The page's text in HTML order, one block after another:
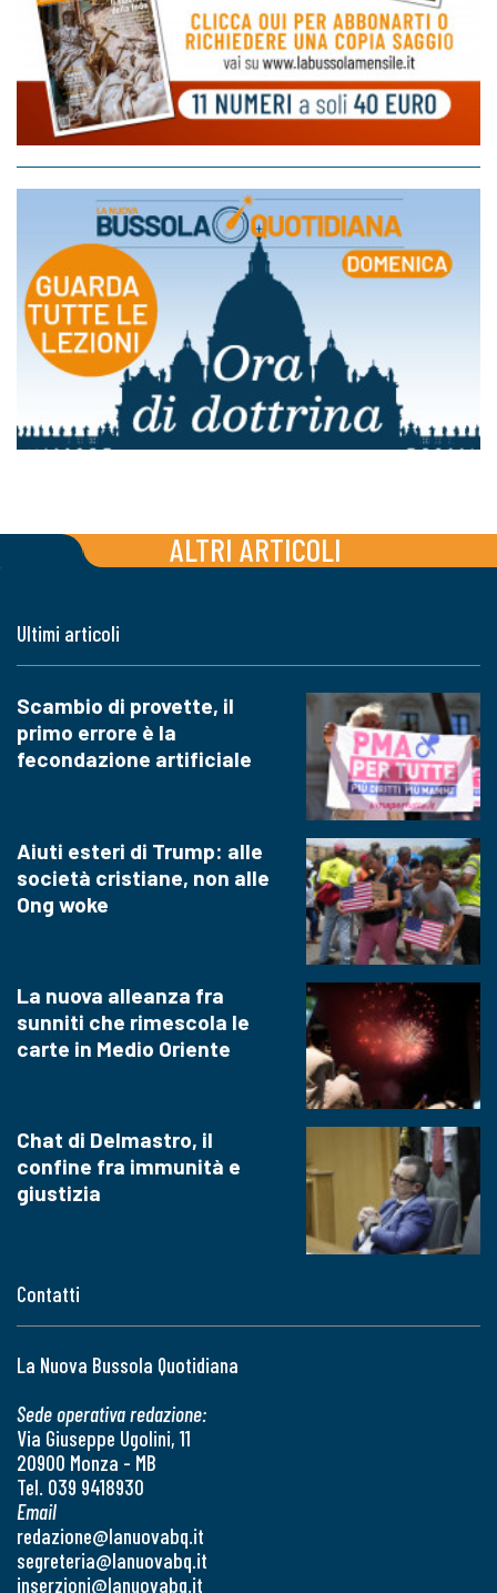
ALTRI ARTICOLI
Contatti
La Nuova Bussola Quotidiana
Sede operativa redazione:
Via Giuseppe Ugolini, 11
20900 Monza - MB
Tel. 039 9418930
Email
redazione@lanuovabq.it
segreteria@lanuovabq.it
inserzioni@lanuovabq.it
Ultimi articoli
Scambio di provette, il
primo errore è la
fecondazione artificiale
Aiuti esteri di Trump: alle
società cristiane, non alle
Ong woke
La nuova alleanza fra
sunniti che rimescola le
carte in Medio Oriente
Chat di Delmastro, il
confine fra immunità e
giustizia